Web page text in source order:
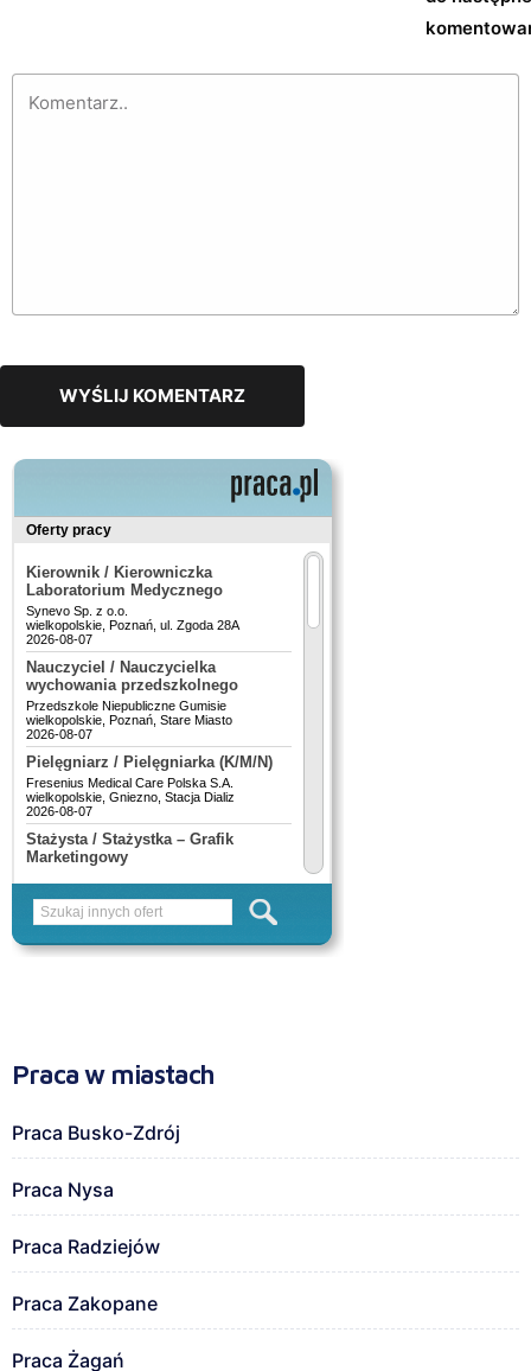
Praca w miastach
Praca Busko-Zdrój
Praca Nysa
Praca Radziejów
Praca Zakopane
Praca Żagań